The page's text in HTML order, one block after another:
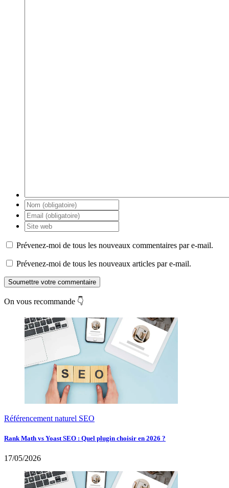
Prévenez-moi de tous les nouveaux commentaires par e-mail.
Prévenez-moi de tous les nouveaux articles par e-mail.
Soumettre votre commentaire
On vous recommande 👇
Référencement naturel SEO
Rank Math vs Yoast SEO : Quel plugin choisir en 2026 ?
17/05/2026